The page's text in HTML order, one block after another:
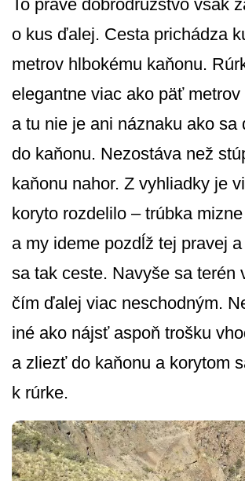
To pravé dobrodružstvo však
o kus ďalej. Cesta prichádza
metrov hlbokému kaňonu.
elegantne viac ako päť metrov
a tu nie je ani náznaku ako sa
do kaňonu. Nezostáva než
kaňonu nahor. Z vyhliadky je
koryto rozdelilo – trúbka
a my ideme pozdĺž tej pravej
sa tak ceste. Navyše sa terén
čím ďalej viac neschodným.
iné ako nájsť aspoň trošku
a zliezť do kaňonu a korytom
k rúrke.